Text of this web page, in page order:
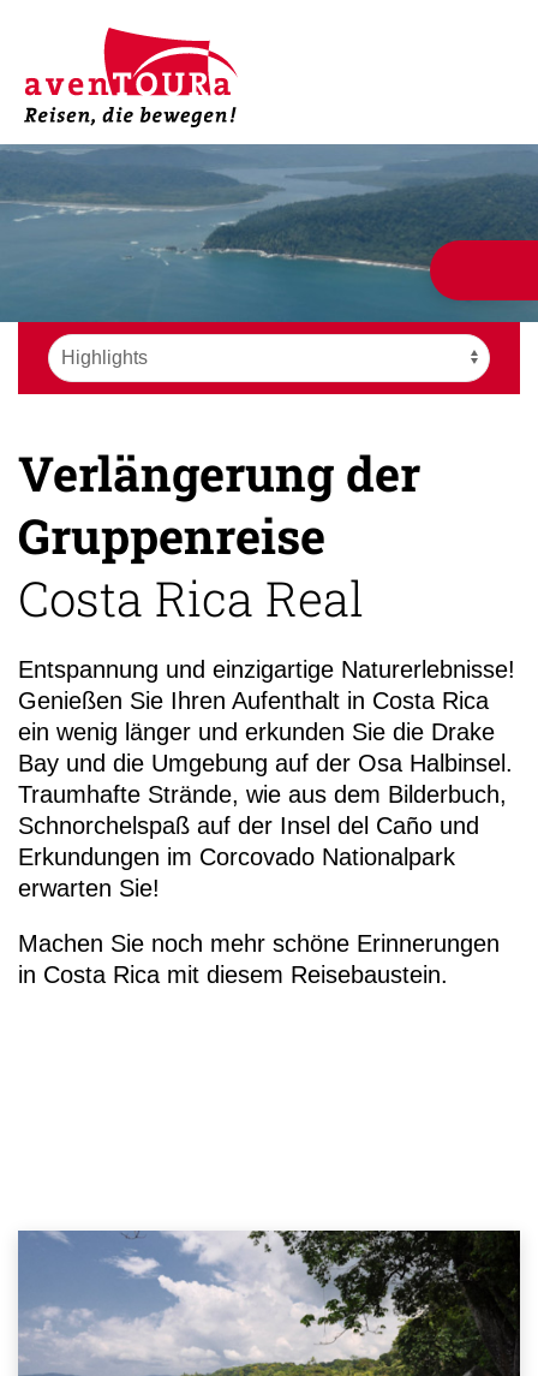
Verlängerung der
Gruppenreise
Costa Rica Real
Entspannung und einzigartige Naturerlebnisse!
Genießen Sie Ihren Aufenthalt in Costa Rica
ein wenig länger und erkunden Sie die Drake
Bay und die Umgebung auf der Osa Halbinsel.
Traumhafte Strände, wie aus dem Bilderbuch,
Schnorchelspaß auf der Insel del Caño und
Erkundungen im Corcovado Nationalpark
erwarten Sie!
Machen Sie noch mehr schöne Erinnerungen
in Costa Rica mit diesem Reisebaustein.
+49 (0)
18